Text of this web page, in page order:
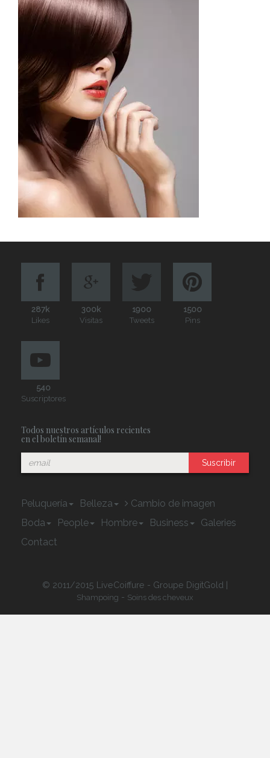
287k
Likes
300k
Visitas
1900
Tweets
1500
Pins
540
Suscriptores
Todos nuestros artículos recientes
en el boletín semanal!
Suscribir
Peluquería Belleza
Cambio de imagen
Boda
People Hombre Business
Galeries
Contact
© 2011/2015 LiveCoiffure - Groupe DigitGold |
Shampoing - Soins des cheveux